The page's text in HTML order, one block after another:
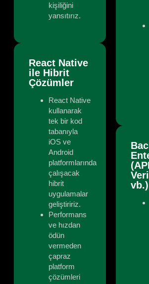
kişiliğini
yansıtırız.
React Native
ile Hibrit
Çözümler
React Native
kullanarak
tek bir kod
tabanıyla
iOS ve
Android
platformlarında
çalışacak
hibrit
uygulamalar
geliştiririz.
Performans
ve hızdan
ödün
vermeden
çapraz
platform
çözümleri
vb.)